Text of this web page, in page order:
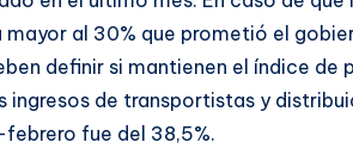
mayor al 30% que prometió el
definir si mantienen el índice de
ingresos de transportistas y
fue del 38,5%.